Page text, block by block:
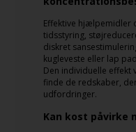
Effektive hjælpemidler
tidsstyring,
diskret
kugleveste eller lap
Den individuelle effekt
finde de redskaber,
udfordringer.
Kan kost påvirke